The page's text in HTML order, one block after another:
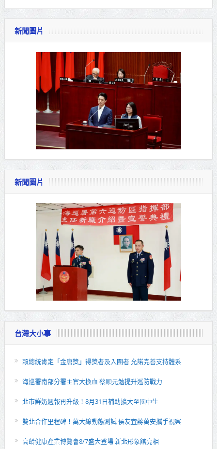
新聞圖片
新聞圖片
台灣大小事
賴總統肯定「金唐獎」得獎者及入圍者 允諾完善支持體系
海巡署南部分署主官大換血 蔡順元勉提升巡防戰力
北市鮮奶週報再升級！8月31日補助擴大至國中生
雙北合作里程碑！萬大線動態測試 侯友宜蔣萬安攜手視察
高齡健康產業博覽會8/7盛大登場 新北形象館亮相